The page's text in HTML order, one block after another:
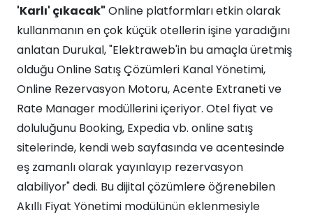
'Karlı' çıkacak" Online platformları etkin olarak
kullanmanın en çok küçük otellerin işine yaradığını
anlatan Durukal, "Elektraweb'in bu amaçla üretmiş
olduğu Online Satış Çözümleri Kanal Yönetimi,
Online Rezervasyon Motoru, Acente Extraneti ve
Rate Manager modüllerini içeriyor. Otel fiyat ve
doluluğunu Booking, Expedia vb. online satış
sitelerinde, kendi web sayfasında ve acentesinde
eş zamanlı olarak yayınlayıp rezervasyon
alabiliyor" dedi. Bu dijital çözümlere öğrenebilen
Akıllı Fiyat Yönetimi modülünün eklenmesiyle